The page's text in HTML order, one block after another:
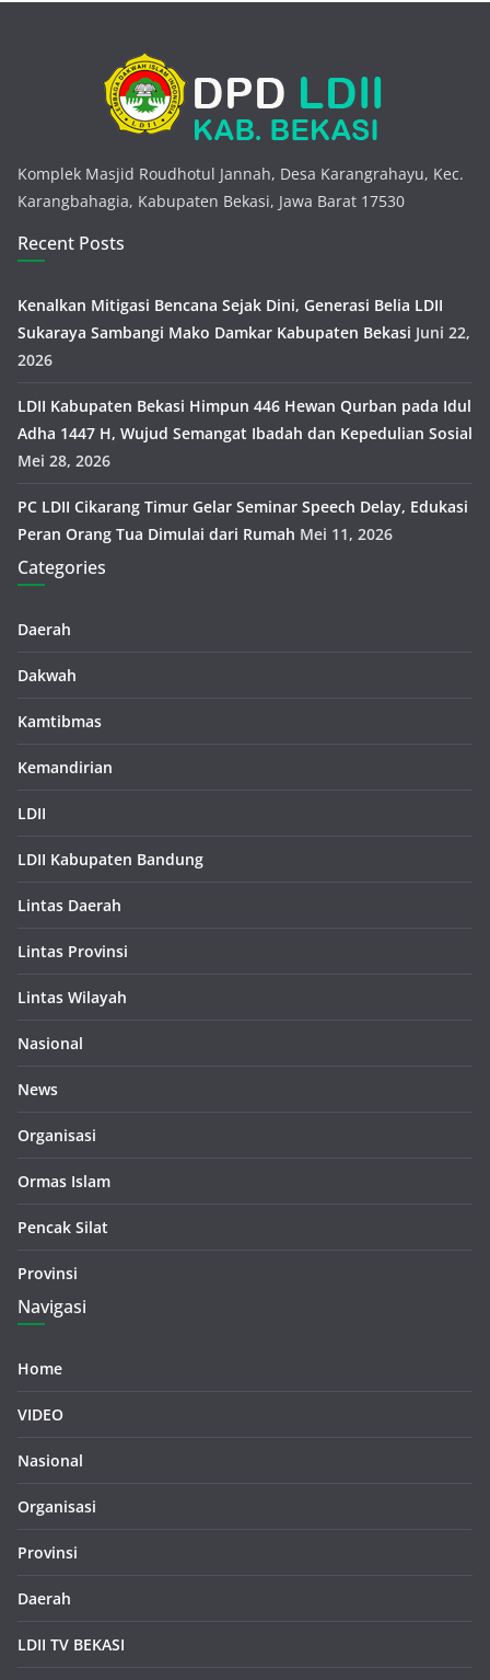
Komplek Masjid Roudhotul Jannah, Desa Karangrahayu, Kec.
Karangbahagia, Kabupaten Bekasi, Jawa Barat 17530
Recent Posts
Kenalkan Mitigasi Bencana Sejak Dini, Generasi Belia LDII
Sukaraya Sambangi Mako Damkar Kabupaten Bekasi Juni 22,
2026
LDII Kabupaten Bekasi Himpun 446 Hewan Qurban pada Idul
Adha 1447 H, Wujud Semangat Ibadah dan Kepedulian Sosial
Mei 28, 2026
PC LDII Cikarang Timur Gelar Seminar Speech Delay, Edukasi
Peran Orang Tua Dimulai dari Rumah Mei 11, 2026
Categories
Daerah
Dakwah
Kamtibmas
Kemandirian
LDII
LDII Kabupaten Bandung
Lintas Daerah
Lintas Provinsi
Lintas Wilayah
Nasional
News
Organisasi
Ormas Islam
Pencak Silat
Provinsi
Navigasi
Home
VIDEO
Nasional
Organisasi
Provinsi
Daerah
LDII TV BEKASI